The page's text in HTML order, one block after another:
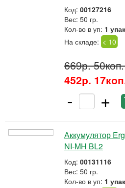
Код: 00127216
Вес: 50 гр.
Кол-во в уп: 1 упак
На складе: < 10
669р. 50коп.
452р.
- +
Аккумулятор
NI-MH BL2
Код: 00131116
Вес: 50 гр.
Кол-во в уп: 1 упак